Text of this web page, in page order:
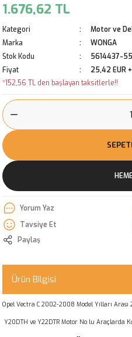
1.676,62 TL
Kategori
Motor ve
Marka
WONGA
Stok Kodu
5614437-
Fiyat
25,42 EUR
*152,56 TL den başlayan taksitlerle!!
Yorum Yaz
Tavsiye Et
Paylaş
Ürün Bilgisi
Opel Vectra C 2002-2008 Model Yılları
Y20DTH ve Y22DTR Motor No lu Araçlarda